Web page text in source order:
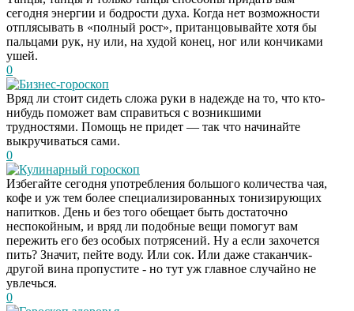
сегодня энергии и бодрости духа. Когда нет возможности
отплясывать в «полный рост», пританцовывайте хотя бы
пальцами рук, ну или, на худой конец, ног или кончиками
ушей.
0
Бизнес-гороскоп
Вряд ли стоит сидеть сложа руки в надежде на то, что кто-
нибудь поможет вам справиться с возникшими
трудностями. Помощь не придет — так что начинайте
выкручиваться сами.
0
Кулинарный гороскоп
Избегайте сегодня употребления большого количества чая,
кофе и уж тем более специализированных тонизирующих
напитков. День и без того обещает быть достаточно
неспокойным, и вряд ли подобные вещи помогут вам
пережить его без особых потрясений. Ну а если захочется
пить? Значит, пейте воду. Или сок. Или даже стаканчик-
другой вина пропустите - но тут уж главное случайно не
увлечься.
0